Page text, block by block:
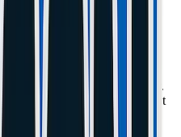
E45. Tout est enfermé
5000 km sans rien toucher.
ne rentrent pas. Ça freine tout
casser.